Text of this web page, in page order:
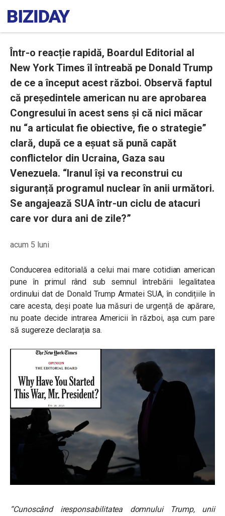
Într-o reacție rapidă, Boardul Editorial al
New York Times îl întreabă pe Donald Trump
de ce a început acest război. Observă faptul
că președintele american nu are aprobarea
Congresului în acest sens și că nici măcar
nu “a articulat fie obiective, fie o strategie”
clară, după ce a eșuat să pună capăt
conflictelor din Ucraina, Gaza sau
Venezuela. “Iranul își va reconstrui cu
siguranță programul nuclear în anii următori.
Se angajează SUA într-un ciclu de atacuri
care vor dura ani de zile?”
acum 5 luni
Conducerea editorială a celui mai mare cotidian american
pune în primul rând sub semnul întrebării legalitatea
ordinului dat de Donald Trump Armatei SUA, în condițiile în
care acesta, deși poate lua măsuri de urgență de apărare,
nu poate decide intrarea Americii în război, așa cum pare
să sugereze declarația sa.
“Cunoscând iresponsabilitatea domnului Trump, unii